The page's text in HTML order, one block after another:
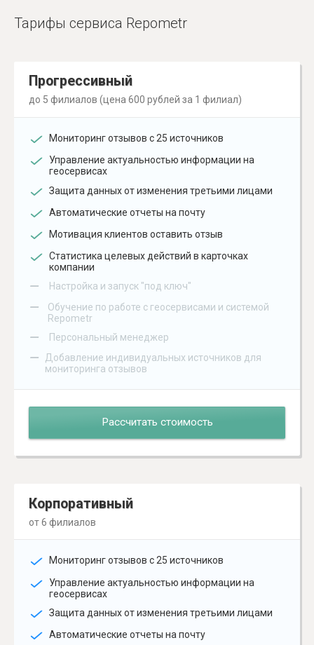
Тарифы сервиса Repometr
Прогрессивный
до 5 филиалов (цена 600 рублей за 1 филиал)
Мониторинг отзывов с 25 источников
Управление актуальностью информации на
геосервисах
Защита данных от изменения третьими лицами
Автоматические отчеты на почту
Мотивация клиентов оставить отзыв
Статистика целевых действий в карточках
компании
– Настройка и запуск "под ключ"
–
Обучение по работе с геосервисами и системой
Repometr
– Персональный менеджер
–
Добавление индивидуальных источников для
мониторинга отзывов
Рассчитать стоимость
Корпоративный
от 6 филиалов
Мониторинг отзывов с 25 источников
Управление актуальностью информации на
геосервисах
Защита данных от изменения третьими лицами
Автоматические отчеты на почту